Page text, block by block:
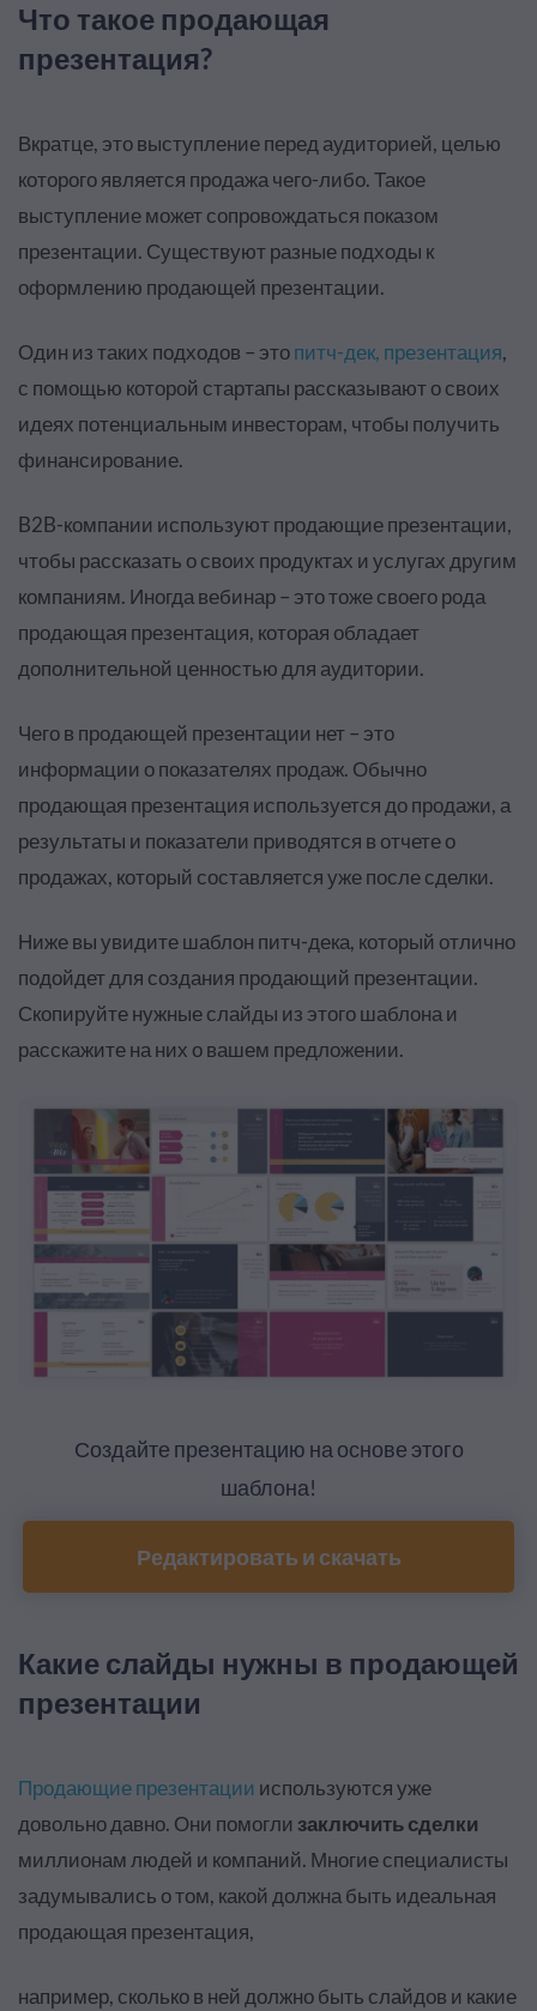
Что такое продающая
презентация?
Вкратце, это выступление перед аудиторией, целью
которого является продажа чего-либо. Такое
выступление может сопровождаться показом
презентации. Существуют разные подходы к
оформлению продающей презентации.
Один из таких подходов – этопитч-дек, презентация,
с помощью которой стартапы рассказывают о своих
идеях потенциальным инвесторам, чтобы получить
финансирование.
B2B-компании используют продающие презентации,
чтобы рассказать о своих продуктах и услугах другим
компаниям. Иногда вебинар – это тоже своего рода
продающая презентация, которая обладает
дополнительной ценностью для аудитории.
Чего в продающей презентации нет – это
информации о показателях продаж. Обычно
продающая презентация используется до продажи, а
результаты и показатели приводятся в отчете о
продажах, который составляется уже после сделки.
Ниже вы увидите шаблон питч-дека, который отлично
подойдет для создания продающий презентации.
Скопируйте нужные слайды из этого шаблона и
расскажите на них о вашем предложении.
Создайте презентацию на основе этого
шаблона!
Редактировать и скачать
Какие слайды нужны в продающей
презентации
Продающие презентации используются уже
довольно давно. Они помогли заключить сделки
миллионам людей и компаний. Многие специалисты
задумывались о том, какой должна быть идеальная
продающая презентация,
например, сколько в ней должно быть слайдов и какие